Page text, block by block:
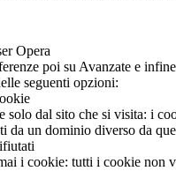
Opera
poi su Avanzate e
seguenti opzioni:
dal sito che si visita: i
da un dominio diverso da
i cookie: tutti i cookie non